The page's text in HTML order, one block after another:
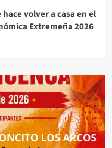
volver a casa en el
Extremeña 2026